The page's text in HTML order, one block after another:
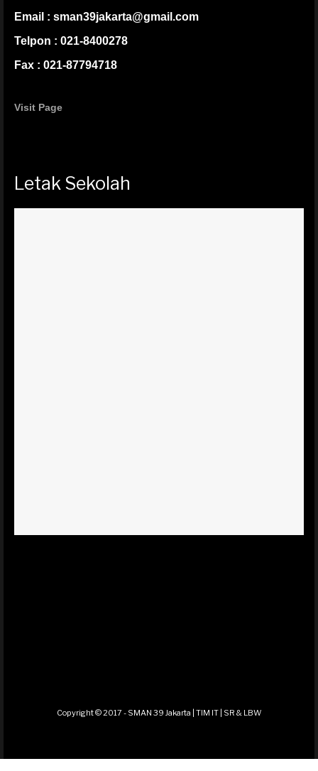
Email : sman39jakarta@gmail.com
Telpon : 021-8400278
Fax : 021-87794718
Visit Page
Letak Sekolah
Copyright © 2017 - SMAN 39 Jakarta | TIM IT | SR & LBW